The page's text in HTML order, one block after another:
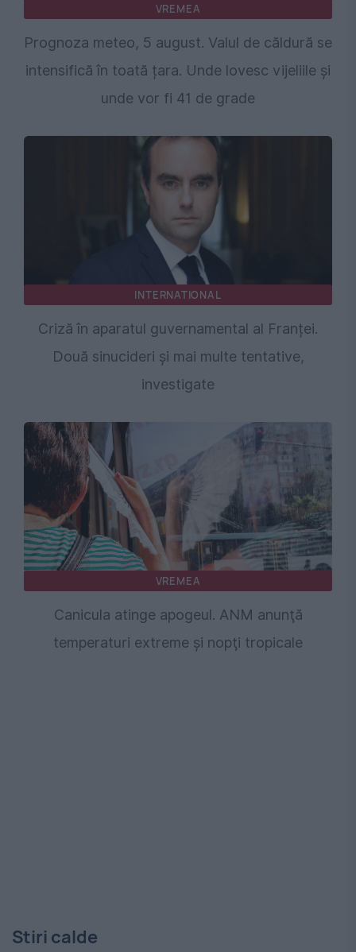
VREMEA
Prognoza meteo, 5 august. Valul de căldură se
intensifică în toată țara. Unde lovesc vijeliile și
unde vor fi 41 de grade
INTERNATIONAL
Criză în aparatul guvernamental al Franței.
Două sinucideri și mai multe tentative,
investigate
VREMEA
Canicula atinge apogeul. ANM anunţă
temperaturi extreme şi nopţi tropicale
Stiri calde